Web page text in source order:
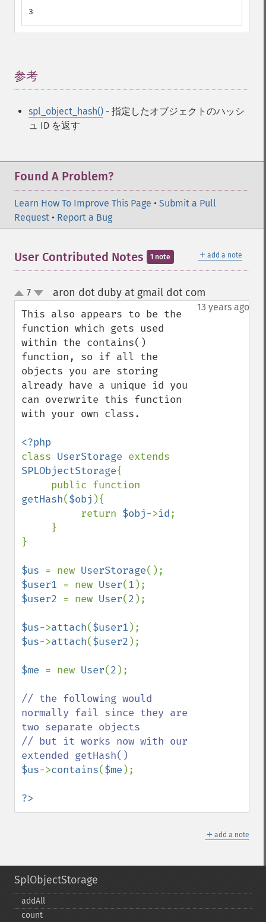
3
参考
spl_object_hash() - 指定したオブジェクトのハッシ
ュ ID を返す
Found A Problem?
Learn How To Improve This Page • Submit a Pull
Request • Report a Bug
＋ add a note
User Contributed Notes 1 note
up
down
7 aron dot duby at gmail dot com
13 years ago
This also appears to be the
function which gets used
within the contains()
function, so if all the
objects you are storing
already have a unique id you
can overwrite this function
with your own class.
class UserStorage
SPLObjectStorage{
getHash($obj ){
          return
$obj->id;
}
$us = new UserStorage
$user1 = new User(1
$user2 = new User(2 );
$us->attach($user1
$us->attach($user2 );
$me = new User(2 );
// the following would
normally fail since they are
two separate objects
// but it works now with our
$us->contains($me );
?>
＋ add a note
SplObjectStorage
addAll
count